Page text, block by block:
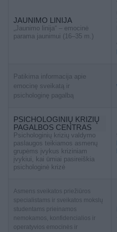
JAUNIMO LINIJA
„Jaunimo linija“ – emocinė
parama jaunimui (16–35 m.)
Patikima informacija apie
emocinę sveikatą ir
psichologinę pagalbą
PSICHOLOGINIŲ KRIZIŲ
PAGALBOS CENTRAS
Psichologinių krizių valdymo
paslaugos teikiamos asmenų
grupėms įvykus kriziniam
įvykiui, kai ūmiai pasireiškia
psichologinė krizė
Asmens sveikatos priežiūros
specialistams ir sveikatos mokslų
studentams prieinamos
nemokamos, konfidencialios ir
operatyvios emocinės ir